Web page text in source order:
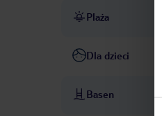
Plaża
Dla dzieci
Basen